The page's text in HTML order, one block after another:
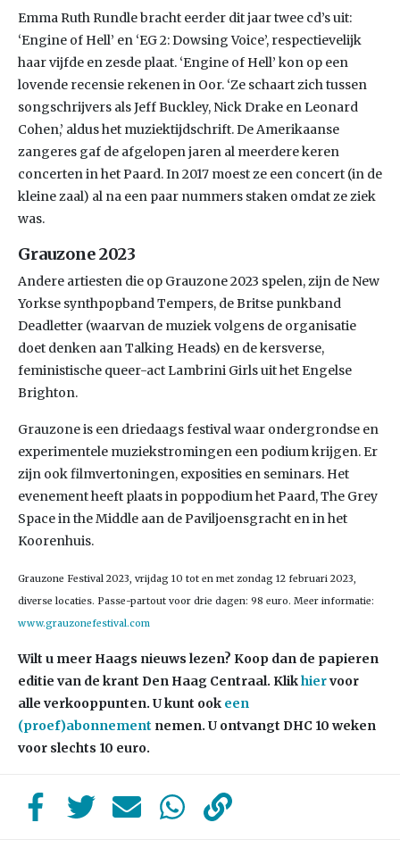
Emma Ruth Rundle bracht eerder dit jaar twee cd’s uit:
‘Engine of Hell’ en ‘EG 2: Dowsing Voice’, respectievelijk
haar vijfde en zesde plaat. ‘Engine of Hell’ kon op een
lovende recensie rekenen in Oor. ‘Ze schaart zich tussen
songschrijvers als Jeff Buckley, Nick Drake en Leonard
Cohen,’ aldus het muziektijdschrift. De Amerikaanse
zangeres gaf de afgelopen jaren al meerdere keren
concerten in het Paard. In 2017 moest ze een concert (in de
kleine zaal) al na een paar nummers staken omdat ze ziek
was.
Grauzone 2023
Andere artiesten die op Grauzone 2023 spelen, zijn de New
Yorkse synthpopband Tempers, de Britse punkband
Deadletter (waarvan de muziek volgens de organisatie
doet denken aan Talking Heads) en de kersverse,
feministische queer-act Lambrini Girls uit het Engelse
Brighton.
Grauzone is een driedaags festival waar ondergrondse en
experimentele muziekstromingen een podium krijgen. Er
zijn ook filmvertoningen, exposities en seminars. Het
evenement heeft plaats in poppodium het Paard, The Grey
Space in the Middle aan de Paviljoensgracht en in het
Koorenhuis.
Grauzone Festival 2023, vrijdag 10 tot en met zondag 12 februari 2023,
diverse locaties. Passe-partout voor drie dagen: 98 euro. Meer informatie:
www.grauzonefestival.com
Wilt u meer Haags nieuws lezen? Koop dan de papieren
editie van de krant Den Haag Centraal. Klikhiervoor
alle verkooppunten. U kunt ook een
(proef)abonnement nemen. U ontvangt DHC 10 weken
voor slechts 10 euro.